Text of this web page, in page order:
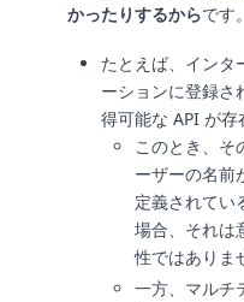
かったりするからです
たとえば、インタ
ーションに登録さ
得可能な API が存
このとき、そ
ーザーの名前
定義されてい
場合、それは
性ではありま
一方、マルチ